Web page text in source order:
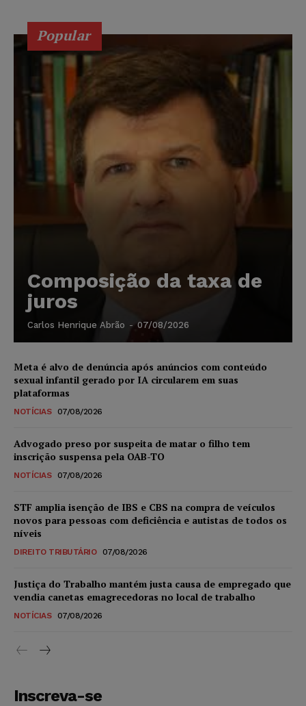
Popular
Composição da taxa de
juros
Carlos Henrique Abrão - 07/08/2026
Meta é alvo de denúncia após anúncios com conteúdo
sexual infantil gerado por IA circularem em suas
plataformas
NOTÍCIAS 07/08/2026
Advogado preso por suspeita de matar o filho tem
inscrição suspensa pela OAB-TO
NOTÍCIAS 07/08/2026
STF amplia isenção de IBS e CBS na compra de veículos
novos para pessoas com deficiência e autistas de todos os
níveis
DIREITO TRIBUTÁRIO 07/08/2026
Justiça do Trabalho mantém justa causa de empregado que
vendia canetas emagrecedoras no local de trabalho
NOTÍCIAS 07/08/2026
Inscreva-se